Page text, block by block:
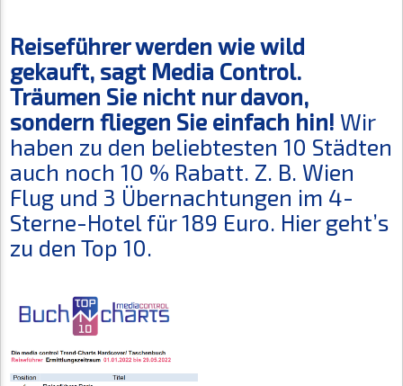
Reiseführer werden wie wild
gekauft, sagt Media Control.
Träumen Sie nicht nur davon,
sondern fliegen Sie einfach hin! Wir
haben zu den beliebtesten 10 Städten
auch noch 10 % Rabatt. Z. B. Wien
Flug und 3 Übernachtungen im 4-
Sterne-Hotel für 189 Euro. Hier geht’s
zu den Top 10.